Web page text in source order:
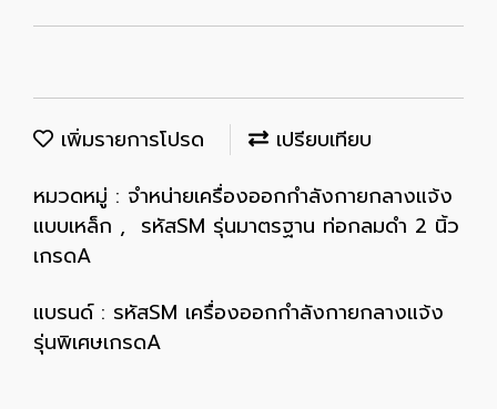
เพิ่มรายการโปรด
เปรียบเทียบ
หมวดหมู่ : จำหน่ายเครื่องออกกำลังกายกลางแจ้ง
แบบเหล็ก , รหัสSM รุ่นมาตรฐาน ท่อกลมดำ 2 นิ้ว
เกรดA
แบรนด์ : รหัสSM เครื่องออกกำลังกายกลางแจ้ง
รุ่นพิเศษเกรดA